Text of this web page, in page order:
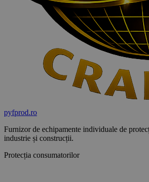
pyfprod.ro
Furnizor de echipamente individuale de
industrie și construcții.
Protecția consumatorilor